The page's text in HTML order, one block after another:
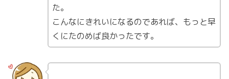
た。
こんなにきれいになるのであれば、もっと早
くにたのめば良かったです。